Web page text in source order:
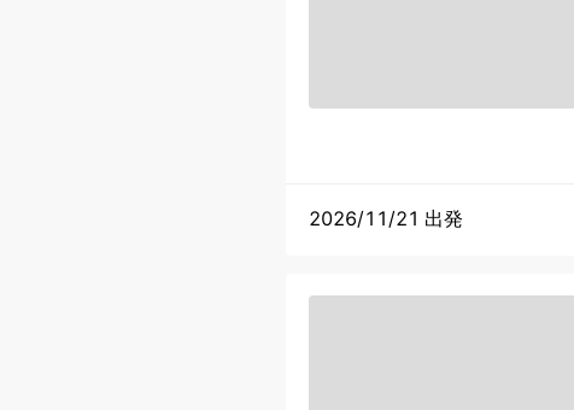
2026/11/21 出発